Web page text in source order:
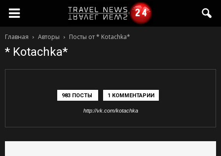
travelnews24.ru
—
Главная Авторы Посты от * Kotachka*
* Kotachka*
983 ПОСТЫ 1 КОММЕНТАРИИ
http://vk.com/kotachka